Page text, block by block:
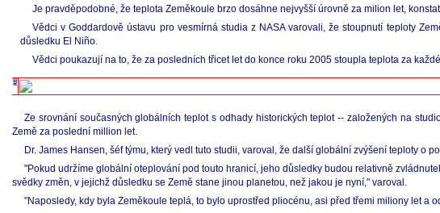
Je pravděpodobné, že teplota Zeměkoule brzo dosáhne nejvyšší úrovně za milion let,
Vědci v Goddardově ústavu pro vesmírná studia z NASA varovali, že stoupnutí teploty
důsledku El Niño.
Vědci poukazují na to, že za posledních třicet let do konce roku 2005 stoupla teplota za
Ze srovnání současných globálních teplot s odhady historických teplot -- založených na
Země za poslední million let.
Dr. James Hansen, šéf týmu, který vedl tuto studii, varoval, že další globální zvýšení teploty o
"Pokud udržíme globální oteplování pod touto hranicí, jeho důsledky budou relativně
svědky změn, v jejichž důsledku se Země stane jinou planetou, než jakou je nyní," varoval.
"Naposledy, kdy byla Zeměkoule teplá, to bylo uprostřed pliocénu, asi před třemi miliony let a